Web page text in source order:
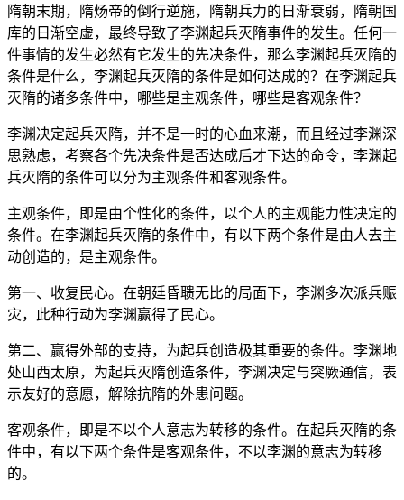
隋朝末期，隋炀帝的倒行逆施，隋朝兵力的日渐衰弱，隋朝国
库的日渐空虚，最终导致了李渊起兵灭隋事件的发生。任何一
件事情的发生必然有它发生的先决条件，那么李渊起兵灭隋的
条件是什么，李渊起兵灭隋的条件是如何达成的？在李渊起兵
灭隋的诸多条件中，哪些是主观条件，哪些是客观条件？
李渊决定起兵灭隋，并不是一时的心血来潮，而且经过李渊深
思熟虑，考察各个先决条件是否达成后才下达的命令，李渊起
兵灭隋的条件可以分为主观条件和客观条件。
主观条件，即是由个性化的条件，以个人的主观能力性决定的
条件。在李渊起兵灭隋的条件中，有以下两个条件是由人去主
动创造的，是主观条件。
第一、收复民心。在朝廷昏聩无比的局面下，李渊多次派兵赈
灾，此种行动为李渊赢得了民心。
第二、赢得外部的支持，为起兵创造极其重要的条件。李渊地
处山西太原，为起兵灭隋创造条件，李渊决定与突厥通信，表
示友好的意愿，解除抗隋的外患问题。
客观条件，即是不以个人意志为转移的条件。在起兵灭隋的条
件中，有以下两个条件是客观条件，不以李渊的意志为转移
的。